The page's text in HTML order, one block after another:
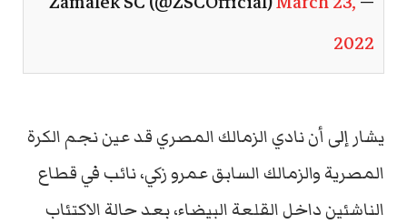
2022
يشار إلى أن نادي الزمالك المصري قد عين نجم الكرة
المصرية والزمالك السابق عمرو زكي، نائب في قطاع
الناشئين داخل القلعة البيضاء، بعد حالة الاكتئاب